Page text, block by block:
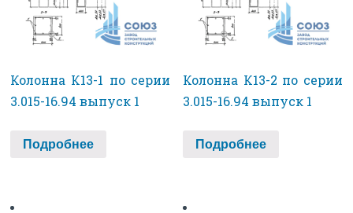
Колонна К13-1 по серии
3.015-16.94 выпуск 1
Подробнее
Колонна К13-2 по серии
3.015-16.94 выпуск 1
Подробнее